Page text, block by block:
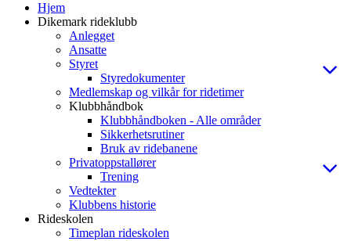
Hjem
Dikemark rideklubb
Anlegget
Ansatte
Styret
Styredokumenter
Medlemskap og vilkår for ridetimer
Klubbhåndbok
Klubbhåndboken - Alle områder
Sikkerhetsrutiner
Bruk av ridebanene
Privatoppstallører
Trening
Vedtekter
Klubbens historie
Rideskolen
Timeplan rideskolen